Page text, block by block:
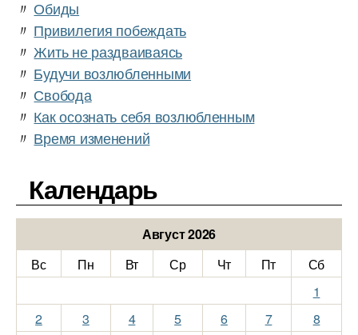
〃 Обиды
〃 Привилегия побеждать
〃 Жить не раздваиваясь
〃 Будучи возлюбленными
〃 Свобода
〃 Как осознать себя возлюбленным
〃 Время изменений
Календарь
Август 2026
Вс
Пн Вт Ср Чт Пт
Сб
1
2
3 4 5 6 7
8